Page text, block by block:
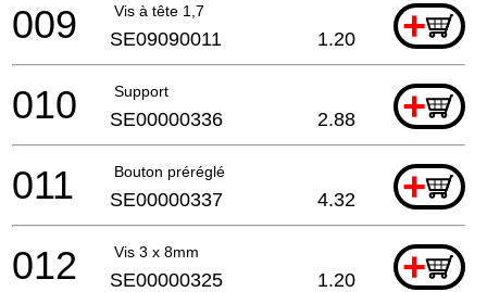
Vis à tête 1,7 +
009 SE09090011 1.20
Support +
010 SE00000336 2.88
Bouton préréglé +
011 SE00000337 4.32
Vis 3 x 8mm +
012 SE00000325 1.20